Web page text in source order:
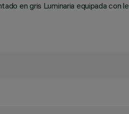
en gris Luminaria equipada